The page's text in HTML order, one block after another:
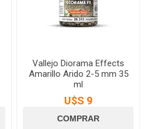
Vallejo Diorama Effects
Amarillo Arido 2-5 mm 35
ml
U$S 9